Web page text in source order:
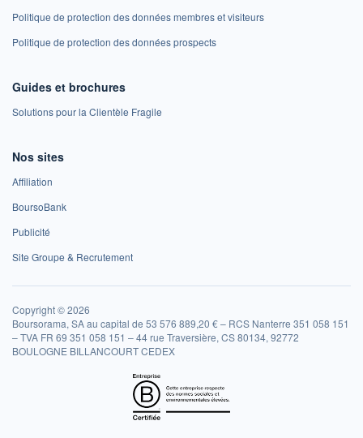
Politique de protection des données membres et visiteurs
Politique de protection des données prospects
Guides et brochures
Solutions pour la Clientèle Fragile
Nos sites
Affiliation
BoursoBank
Publicité
Site Groupe & Recrutement
Copyright © 2026
Boursorama, SA au capital de 53 576 889,20 € – RCS Nanterre 351 058 151
– TVA FR 69 351 058 151 – 44 rue Traversière, CS 80134, 92772
BOULOGNE BILLANCOURT CEDEX